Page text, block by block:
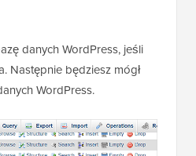
danych WordPress, jeśli
Następnie będziesz mógł
WordPress.